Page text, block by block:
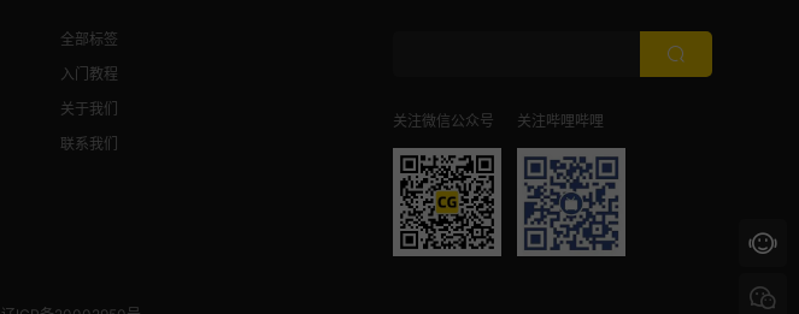
全部标签
入门教程
关于我们
联系我们
关注微信公众号 关注哔哩哔哩